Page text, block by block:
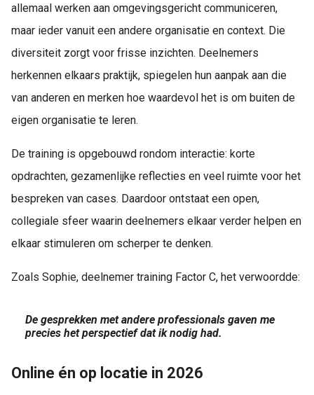
allemaal werken aan omgevingsgericht communiceren,
maar ieder vanuit een andere organisatie en context. Die
diversiteit zorgt voor frisse inzichten. Deelnemers
herkennen elkaars praktijk, spiegelen hun aanpak aan die
van anderen en merken hoe waardevol het is om buiten de
eigen organisatie te leren.
De training is opgebouwd rondom interactie: korte
opdrachten, gezamenlijke reflecties en veel ruimte voor het
bespreken van cases. Daardoor ontstaat een open,
collegiale sfeer waarin deelnemers elkaar verder helpen en
elkaar stimuleren om scherper te denken.
Zoals Sophie, deelnemer training Factor C, het verwoordde:
De gesprekken met andere professionals gaven me
precies het perspectief dat ik nodig had.
Online én op locatie in 2026